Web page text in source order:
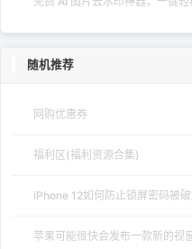
随机推荐
网购优惠券
福利区(福利资源合集)
iPhone 12如何防止锁屏密码被破
苹果可能很快会发布一款新的视